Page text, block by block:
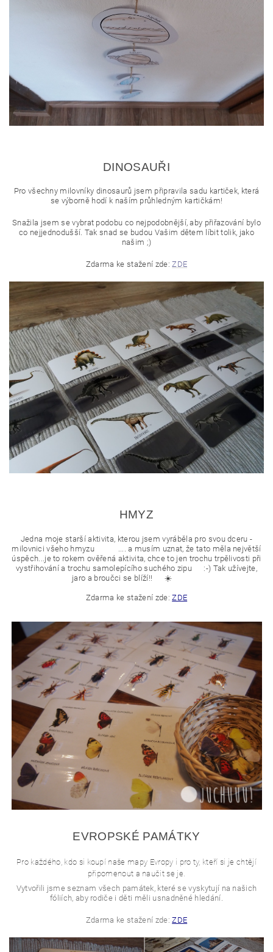
DINOSAUŘI
Pro všechny milovníky dinosaurů jsem připravila sadu kartiček, která
se výborně hodí k naším průhledným kartičkám!
Snažila jsem se vybrat podobu co nejpodobnější, aby přiřazování bylo
co nejjednodušší. Tak snad se budou Vašim dětem líbit tolik, jako
našim ;)
Zdarma ke stažení zde:ZDE
HMYZ
Jedna moje starší aktivita, kterou jsem vyráběla pro svou dceru -
milovnici všeho hmyzu
.... a musím uznat, že tato měla největší
úspěch...je to rokem ověřená aktivita, chce to jen trochu trpělivosti při
vystřihování a trochu samolepícího suchého zipu
:-) Tak užívejte,
jaro a broučci se blíží!!
☀️
Zdarma ke stažení zde:ZDE
EVROPSKÉ PAMÁTKY
Pro každého, kdo si koupí naše mapy Evropy i pro ty, kteří si je chtějí
připomenout a naučit se je.
Vytvořili jsme seznam všech památek, které se vyskytují na našich
fóliích, aby rodiče i děti měli usnadněné hledání.
Zdarma ke stažení zde:ZDE